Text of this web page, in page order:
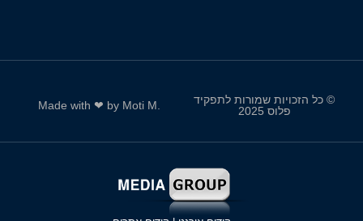
© כל הזכויות שמורות לתפקיד
פלוס 2025